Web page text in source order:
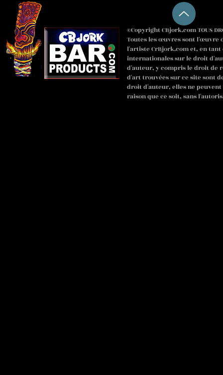
©Copyright CBjork.com TOUS
Toutes les œuvres sont l'œuvre
l'artiste CrBjork.com et, en
internationales sur le droit
d'auteur, y compris le droit de
d'art trouvées sur ce site sont
droit d'auteur, elles ne
raison que ce soit, sans